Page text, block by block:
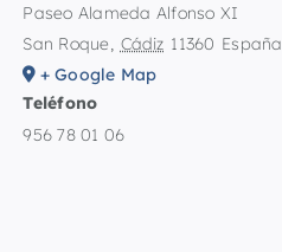
Paseo Alameda Alfonso XI
San Roque, Cádiz 11360 España
+ Google Map
Teléfono
956 78 01 06